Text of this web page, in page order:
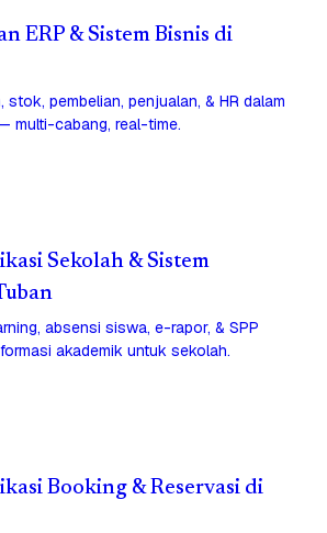
ERP & Sistem Bisnis di
stok, pembelian, penjualan, & HR dalam
multi-cabang, real-time.
Sekolah & Sistem
absensi siswa, e-rapor, & SPP
akademik untuk sekolah.
Booking & Reservasi di